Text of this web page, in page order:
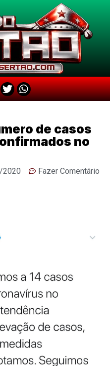
de casos
no
Fazer Comentário